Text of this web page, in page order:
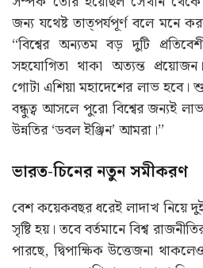
ভারত-চিনের নতুন সমীকরণ
বেশ কয়েকবছর ধরেই লাদাখ নিয়ে
সৃষ্টি হয়। তবে বর্তমানে বিশ্ব
পারছে, দ্বিপাক্ষিক উত্তেজনা
অপরকে সহযোগিতা করা ছাড়া বিকল্প
দুই দেশ। পাশাপাশি এশিয়ার
বরাবরই চিন তার শিল্পপণ্য
অংশীদার হিসেবেই দেখে
বিশাল অঙ্কের কাঁচামাল ও
উভয়ই আমেরিকার ওপর নির্ভরতা